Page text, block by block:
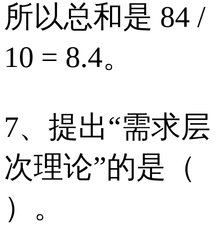
所以总和是 84 /
10 = 8.4。
7、提出“需求层
次理论”的是（
）。